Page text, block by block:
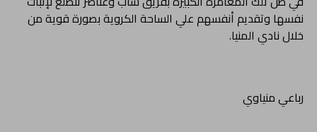
نفسها وتقديم أنفسهم علي الساحة الكروية بصورة قوية من
خلال نادي المنيا.
رباعي منياوي